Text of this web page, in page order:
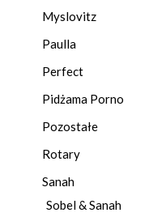
Myslovitz
Paulla
Perfect
Pidżama Porno
Pozostałe
Rotary
Sanah
Sobel & Sanah